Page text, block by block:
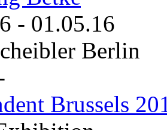
- 01.05.16
Berlin
Brussels